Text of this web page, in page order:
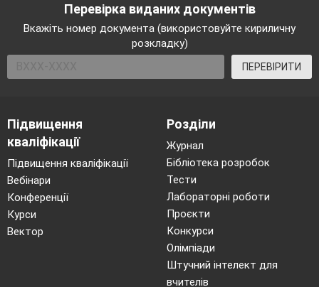
Перевірка виданих документів
Вкажіть номер документа (використовуйте кириличну
розкладку)
ПЕРЕВІРИТИ
Підвищення
кваліфікації
Підвищення кваліфікації
Вебінари
Конференції
Курси
Вектор
Розділи
Журнал
Бібліотека розробок
Тести
Лабораторні роботи
Проєкти
Конкурси
Олімпіади
Штучний інтелект для
вчителів